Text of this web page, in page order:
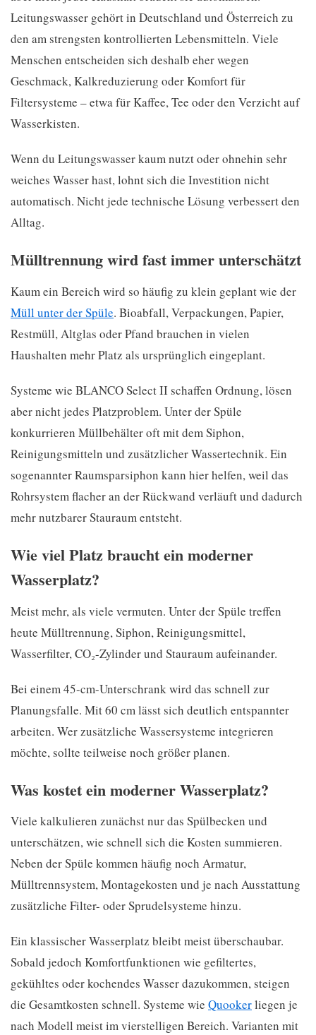
Leitungswasser gehört in Deutschland und Österreich zu
den am strengsten kontrollierten Lebensmitteln. Viele
Menschen entscheiden sich deshalb eher wegen
Geschmack, Kalkreduzierung oder Komfort für
Filtersysteme – etwa für Kaffee, Tee oder den Verzicht auf
Wasserkisten.
Wenn du Leitungswasser kaum nutzt oder ohnehin sehr
weiches Wasser hast, lohnt sich die Investition nicht
automatisch. Nicht jede technische Lösung verbessert den
Alltag.
Mülltrennung wird fast immer unterschätzt
Kaum ein Bereich wird so häufig zu klein geplant wie der
Müll unter der Spüle. Bioabfall, Verpackungen, Papier,
Restmüll, Altglas oder Pfand brauchen in vielen
Haushalten mehr Platz als ursprünglich eingeplant.
Systeme wie BLANCO Select II schaffen Ordnung, lösen
aber nicht jedes Platzproblem. Unter der Spüle
konkurrieren Müllbehälter oft mit dem Siphon,
Reinigungsmitteln und zusätzlicher Wassertechnik. Ein
sogenannter Raumsparsiphon kann hier helfen, weil das
Rohrsystem flacher an der Rückwand verläuft und dadurch
mehr nutzbarer Stauraum entsteht.
Wie viel Platz braucht ein moderner
Wasserplatz?
Meist mehr, als viele vermuten. Unter der Spüle treffen
heute Mülltrennung, Siphon, Reinigungsmittel,
Wasserfilter, CO₂-Zylinder und Stauraum aufeinander.
Bei einem 45-cm-Unterschrank wird das schnell zur
Planungsfalle. Mit 60 cm lässt sich deutlich entspannter
arbeiten. Wer zusätzliche Wassersysteme integrieren
möchte, sollte teilweise noch größer planen.
Was kostet ein moderner Wasserplatz?
Viele kalkulieren zunächst nur das Spülbecken und
unterschätzen, wie schnell sich die Kosten summieren.
Neben der Spüle kommen häufig noch Armatur,
Mülltrennsystem, Montagekosten und je nach Ausstattung
zusätzliche Filter- oder Sprudelsysteme hinzu.
Ein klassischer Wasserplatz bleibt meist überschaubar.
Sobald jedoch Komfortfunktionen wie gefiltertes,
gekühltes oder kochendes Wasser dazukommen, steigen
die Gesamtkosten schnell. Systeme wie Quookerliegen je
nach Modell meist im vierstelligen Bereich. Varianten mit